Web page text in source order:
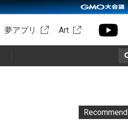
夢アプリ Art
Recommend